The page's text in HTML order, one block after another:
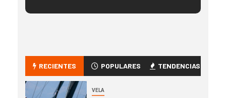
RECIENTES POPULARES TENDENCIAS
VELA